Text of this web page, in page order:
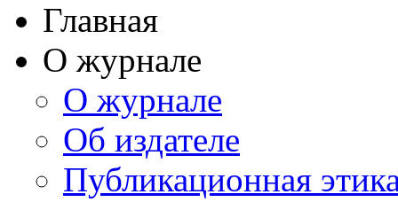
Главная
О журнале
О журнале
Об издателе
Публикационная